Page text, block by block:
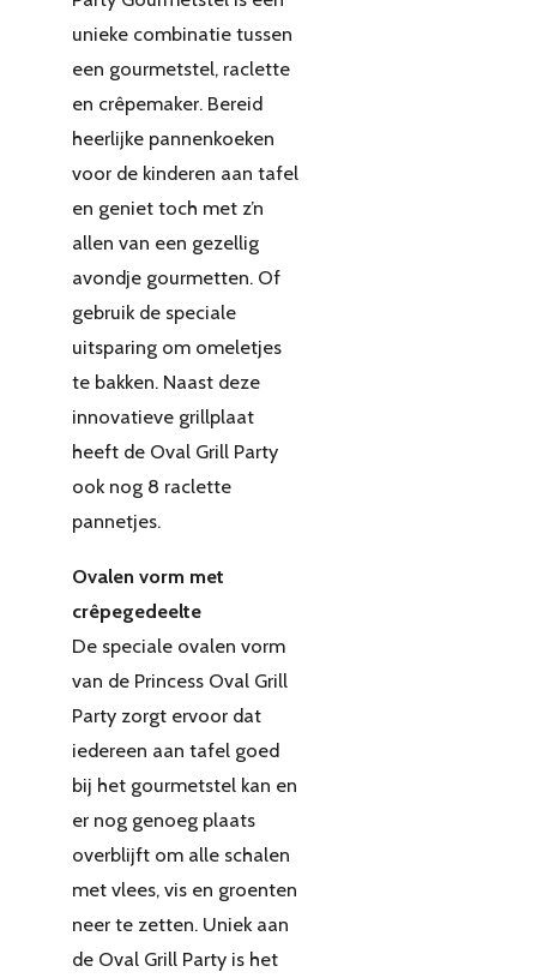
unieke combinatie tussen
een gourmetstel, raclette
en crêpemaker. Bereid
heerlijke pannenkoeken
voor de kinderen aan tafel
en geniet toch met z’n
allen van een gezellig
avondje gourmetten. Of
gebruik de speciale
uitsparing om omeletjes
te bakken. Naast deze
innovatieve grillplaat
heeft de Oval Grill Party
ook nog 8 raclette
pannetjes.
Ovalen vorm met
crêpegedeelte
De speciale ovalen vorm
van de Princess Oval Grill
Party zorgt ervoor dat
iedereen aan tafel goed
bij het gourmetstel kan en
er nog genoeg plaats
overblijft om alle schalen
met vlees, vis en groenten
neer te zetten. Uniek aan
de Oval Grill Party is het